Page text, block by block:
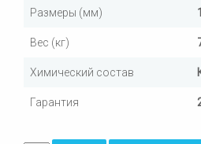
Размеры (мм)
Вес (кг)
Химический состав
Гарантия